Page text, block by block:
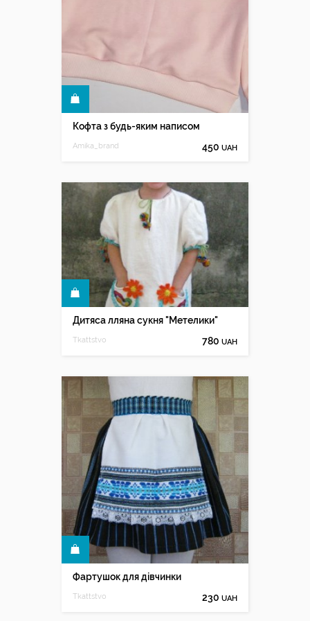
Кофта з будь-яким написом
Amika_brand 450 UAH
Дитяса лляна сукня "Метелики"
Tkattstvo 780 UAH
Фартушок для дівчинки
Tkattstvo 230 UAH